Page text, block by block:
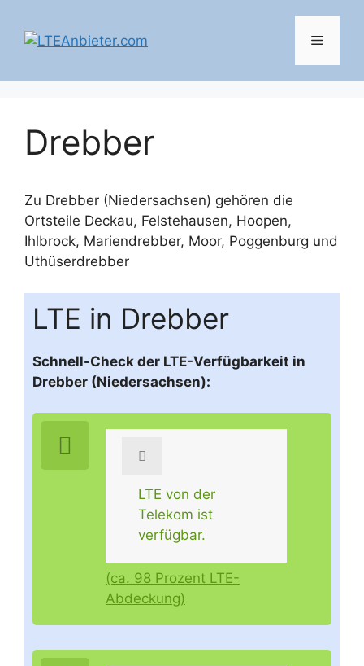
Inhalt
springen
Menü
Drebber
Zu Drebber (Niedersachsen) gehören die
Ortsteile Deckau, Felstehausen, Hoopen,
Ihlbrock, Mariendrebber, Moor, Poggenburg und
Uthüserdrebber
LTE in Drebber
Schnell-Check der LTE-Verfügbarkeit in
Drebber (Niedersachsen):
LTE von der
Telekom ist
verfügbar.
(ca. 98 Prozent LTE-
Abdeckung)